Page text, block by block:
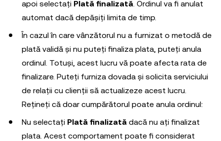
apoi selectați Plată finalizată. Ordinul va fi anulat
automat dacă depășiți limita de timp.
În cazul în care vânzătorul nu a furnizat o metodă de
plată validă și nu puteți finaliza plata, puteți anula
ordinul. Totuși, acest lucru vă poate afecta rata de
finalizare. Puteți furniza dovada și solicita serviciului
de relații cu clienții să actualizeze acest lucru.
Rețineți că doar cumpărătorul poate anula ordinul:
Nu selectați Plată finalizată dacă nu ați finalizat
plata. Acest comportament poate fi considerat